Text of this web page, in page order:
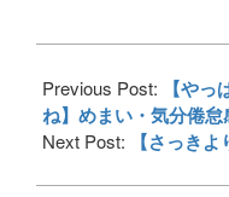
05-
16
Previous Post:
【や
ね】めまい・気分倦怠
Next Post: 【さっき